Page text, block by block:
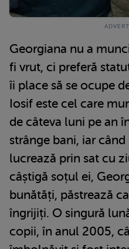
Georgiana nu a
fi vrut, ci preferă
îi place să se ocupe
Iosif este cel care
de câteva luni pe an
strânge bani, iar când
lucrează prin sat cu
câștigă soțul ei,
bunătăți, păstrează
îngrijiți. O singură
copii, în anul 2005,